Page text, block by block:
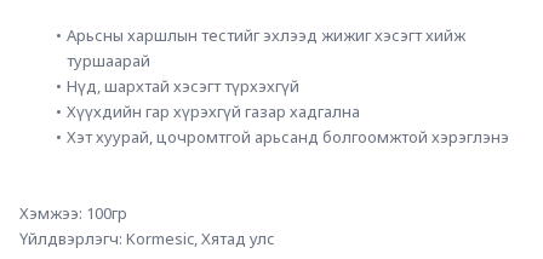
Арьсны харшлын тестийг эхлээд жижиг хэсэгт хийж
туршаарай
Нүд, шархтай хэсэгт түрхэхгүй
Хүүхдийн гар хүрэхгүй газар хадгална
Хэт хуурай, цочромтгой арьсанд болгоомжтой хэрэглэнэ
Хэмжээ: 100гр
Үйлдвэрлэгч: Kormesic, Хятад улс